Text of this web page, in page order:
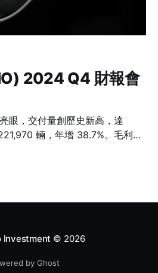
2024 Q4 財報會
眼，交付量創歷史新高，達
輛，年增 38.7%。毛利率
Investment © 2026
by Ghost